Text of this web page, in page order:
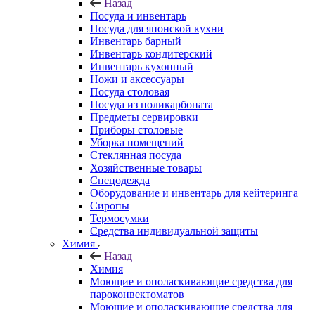
Назад
Посуда и инвентарь
Посуда для японской кухни
Инвентарь барный
Инвентарь кондитерский
Инвентарь кухонный
Ножи и аксессуары
Посуда столовая
Посуда из поликарбоната
Предметы сервировки
Приборы столовые
Уборка помещений
Стеклянная посуда
Хозяйственные товары
Спецодежда
Оборудование и инвентарь для кейтеринга
Сиропы
Термосумки
Средства индивидуальной защиты
Химия
Назад
Химия
Моющие и ополаскивающие средства для
пароконвектоматов
Моющие и ополаскивающие средства для